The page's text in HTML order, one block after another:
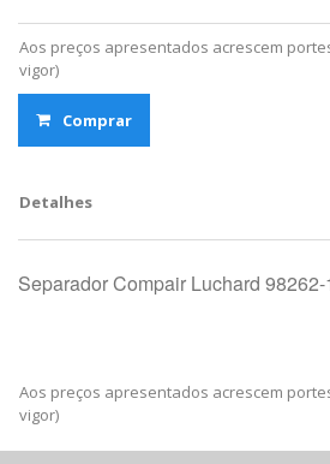
Aos preços apresentados acrescem
vigor)
Comprar
Detalhes
Separador Compair Luchard
Aos preços apresentados acrescem
vigor)